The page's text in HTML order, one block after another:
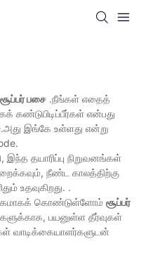
சூப்பர் பசை .நீங்கள் எதைத்
கண்டுபிடிப்பீர்கள் என்பது
இங்கே உள்ளது என்று
தயாரிப்பு நிறுவனங்கள்
நீண்ட காலத்திற்கு
உதவுகிறது. .
கொண்டுள்ளோம் சூப்பர்
பயனுள்ள தீர்வுகள்
வாடிக்கையாளர்களுடன்